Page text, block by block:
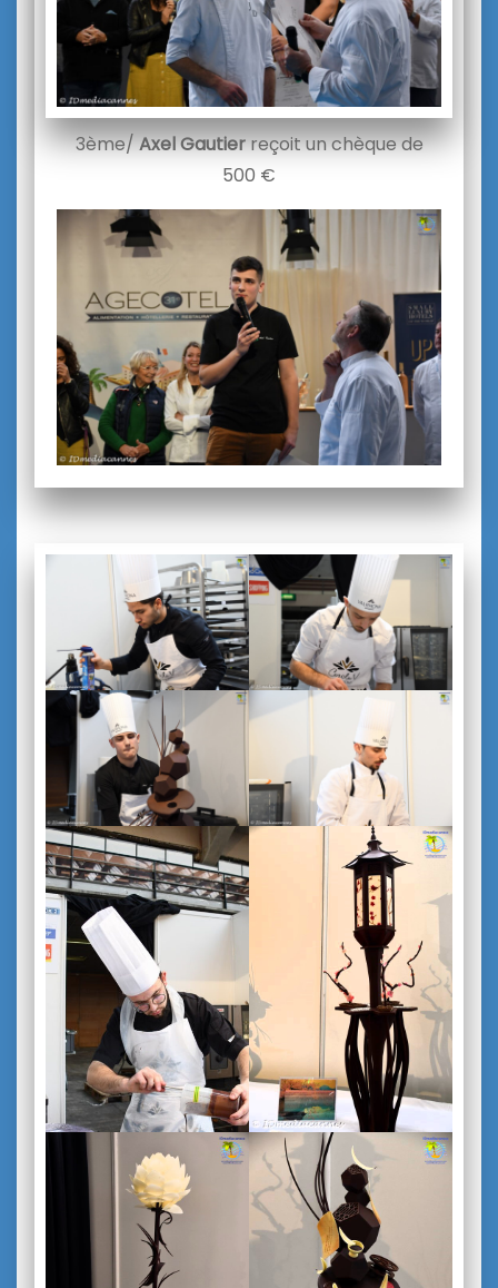
3ème/Axel Gautierreçoit un chèque de
500 €